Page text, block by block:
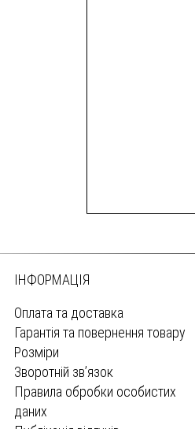
ІНФОРМАЦІЯ
Оплата та доставка
Гарантія та повернення товару
Розміри
Зворотній зв’язок
Правила обробки особистих
даних